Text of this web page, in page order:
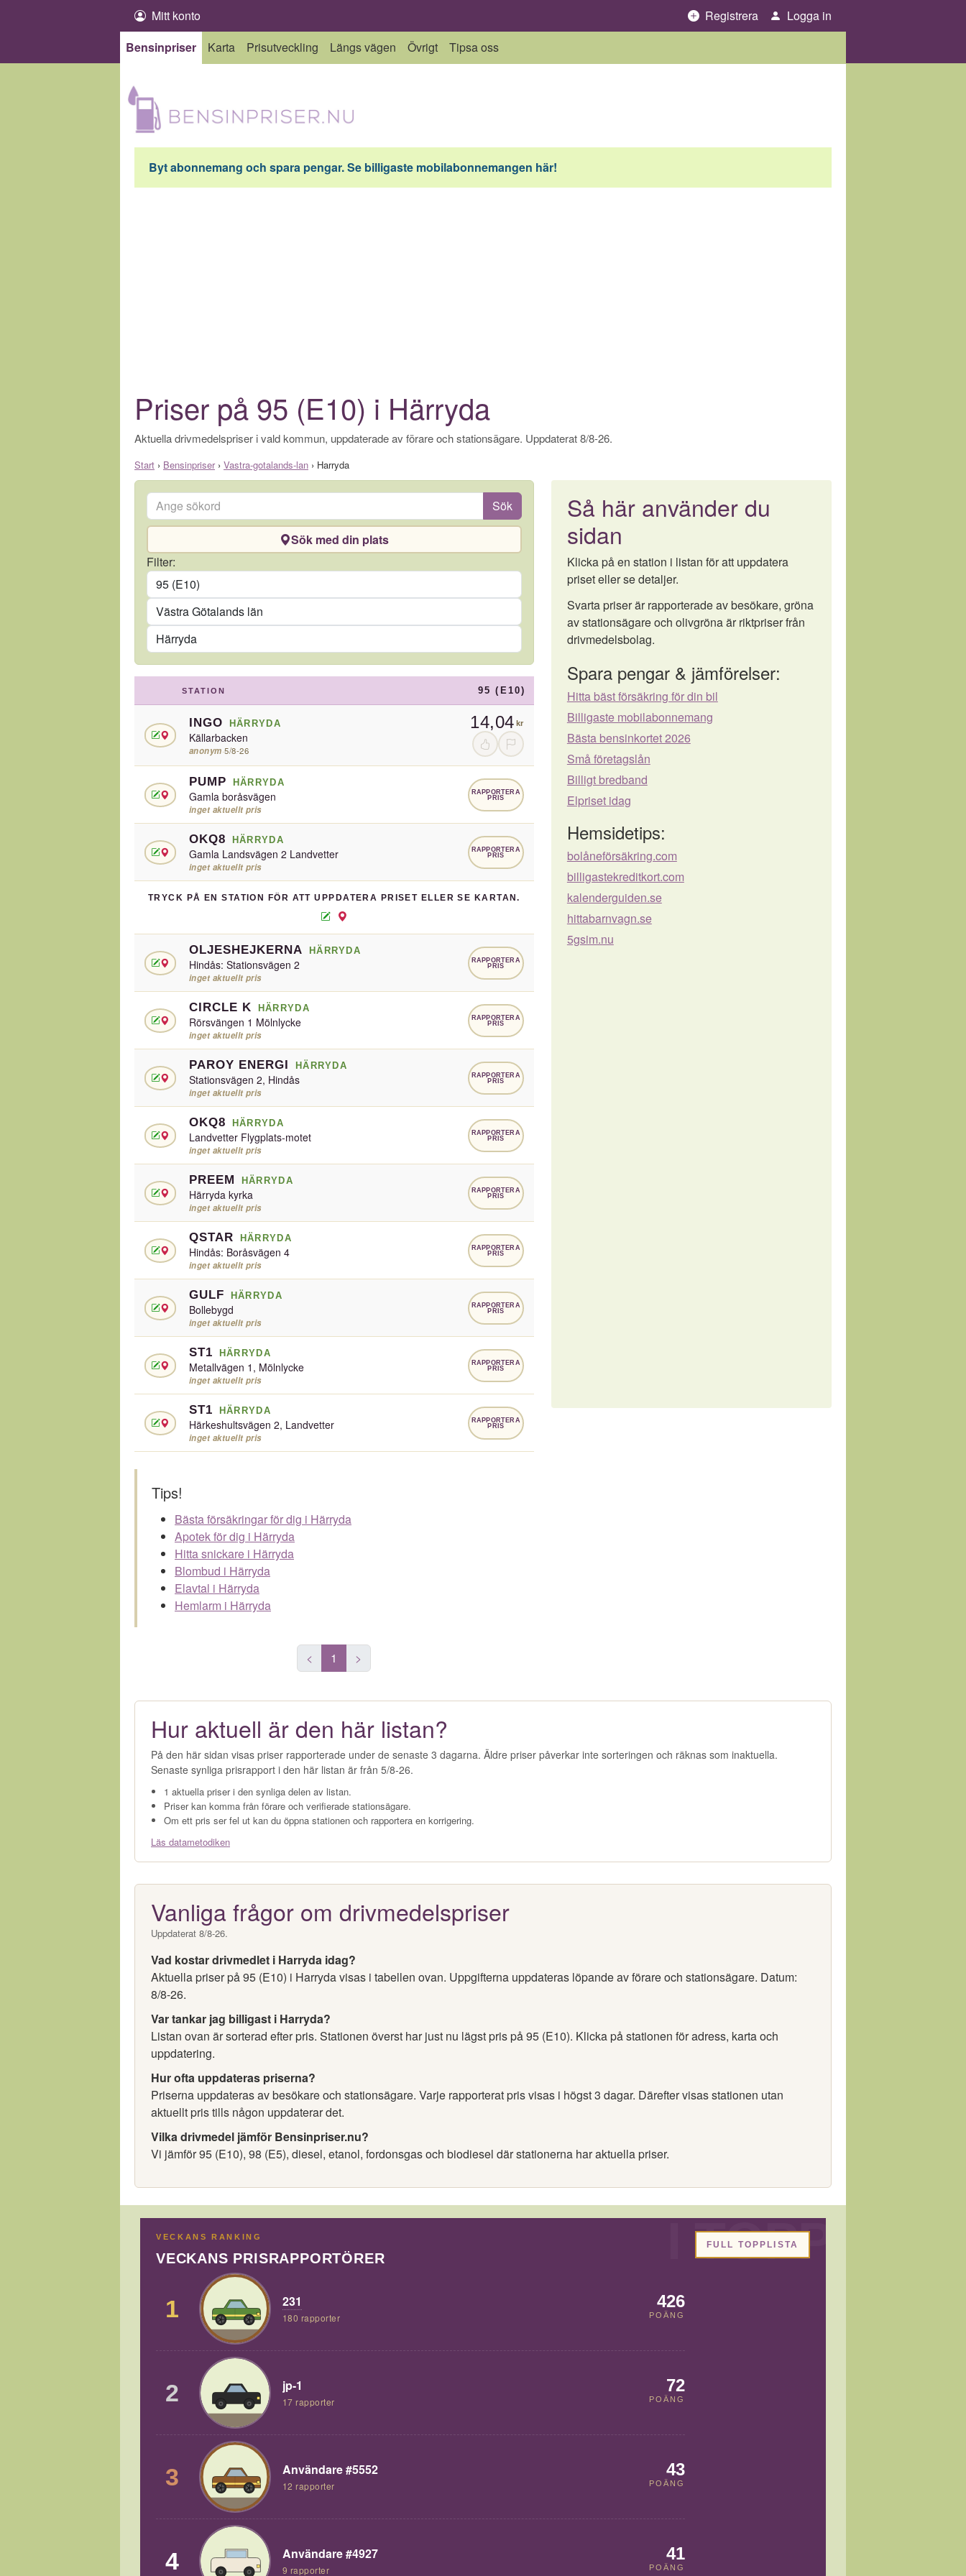
Mitt konto Registrera
Logga in
Bensinpriser
Karta Prisutveckling Längs vägen Övrigt Tipsa oss
Byt abonnemang och spara pengar. Se billigaste mobilabonnemangen här!
Priser på 95 (E10) i Härryda
Aktuella drivmedelspriser i vald kommun, uppdaterade av förare och stationsägare. Uppdaterat 8/8-26.
Start › Bensinpriser› Vastra-gotalands-lan › Harryda
Ange sökord Sök
Sök med din plats
Filter:
Län
Kommun
STATION 95 (E10)
INGO HÄRRYDA
Källarbacken
anonym·5/8-26
14,04 kr
PUMP HÄRRYDA
Gamla boråsvägen
inget aktuellt pris
RAPPORTERA
PRIS
OKQ8 HÄRRYDA
Gamla Landsvägen 2 Landvetter
inget aktuellt pris
RAPPORTERA
PRIS
TRYCK PÅ EN STATION FÖR ATT UPPDATERA PRISET ELLER SE KARTAN.
OLJESHEJKERNA HÄRRYDA
Hindås: Stationsvägen 2
inget aktuellt pris
RAPPORTERA
PRIS
CIRCLE K HÄRRYDA
Rörsvängen 1 Mölnlycke
inget aktuellt pris
RAPPORTERA
PRIS
PAROY ENERGI HÄRRYDA
Stationsvägen 2, Hindås
inget aktuellt pris
RAPPORTERA
PRIS
OKQ8 HÄRRYDA
Landvetter Flygplats-motet
inget aktuellt pris
RAPPORTERA
PRIS
PREEM HÄRRYDA
Härryda kyrka
inget aktuellt pris
RAPPORTERA
PRIS
QSTAR HÄRRYDA
Hindås: Boråsvägen 4
inget aktuellt pris
RAPPORTERA
PRIS
GULF HÄRRYDA
Bollebygd
inget aktuellt pris
RAPPORTERA
PRIS
ST1 HÄRRYDA
Metallvägen 1, Mölnlycke
inget aktuellt pris
RAPPORTERA
PRIS
ST1 HÄRRYDA
Härkeshultsvägen 2, Landvetter
inget aktuellt pris
RAPPORTERA
PRIS
Tips!
Bästa försäkringar för dig i Härryda
Apotek för dig i Härryda
Hitta snickare i Härryda
Blombud i Härryda
Elavtal i Härryda
Hemlarm i Härryda
< 1 >
Så här använder du
sidan
Klicka på en station i listan för att uppdatera
priset eller se detaljer.
Svarta priser är rapporterade av besökare, gröna
av stationsägare och olivgröna är riktpriser från
drivmedelsbolag.
Spara pengar & jämförelser:
Hitta bäst försäkring för din bil
Billigaste mobilabonnemang
Bästa bensinkortet 2026
Små företagslån
Billigt bredband
Elpriset idag
Hemsidetips:
bolåneförsäkring.com
billigastekreditkort.com
kalenderguiden.se
hittabarnvagn.se
5gsim.nu
Hur aktuell är den här listan?
På den här sidan visas priser rapporterade under de senaste 3 dagarna. Äldre priser påverkar inte sorteringen och räknas som inaktuella.
Senaste synliga prisrapport i den här listan är från 5/8-26.
1 aktuella priser i den synliga delen av listan.
Priser kan komma från förare och verifierade stationsägare.
Om ett pris ser fel ut kan du öppna stationen och rapportera en korrigering.
Läs datametodiken
Vanliga frågor om drivmedelspriser
Uppdaterat 8/8-26.
Vad kostar drivmedlet i Harryda idag?
Aktuella priser på 95 (E10) i Harryda visas i tabellen ovan. Uppgifterna uppdateras löpande av förare och stationsägare. Datum:
8/8-26.
Var tankar jag billigast i Harryda?
Listan ovan är sorterad efter pris. Stationen överst har just nu lägst pris på 95 (E10). Klicka på stationen för adress, karta och
uppdatering.
Hur ofta uppdateras priserna?
Priserna uppdateras av besökare och stationsägare. Varje rapporterat pris visas i högst 3 dagar. Därefter visas stationen utan
aktuellt pris tills någon uppdaterar det.
Vilka drivmedel jämför Bensinpriser.nu?
Vi jämför 95 (E10), 98 (E5), diesel, etanol, fordonsgas och biodiesel där stationerna har aktuella priser.
VECKANS RANKING
VECKANS PRISRAPPORTÖRER
1 231
180 rapporter
426
POÄNG
2 jp-1
17 rapporter
72
POÄNG
3 Användare #5552
12 rapporter
43
POÄNG
4 Användare #4927
9 rapporter
41
POÄNG
FULL TOPPLISTA